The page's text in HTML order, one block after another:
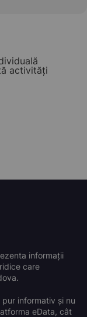
activități
informații
care
informativ și nu
eData, cât